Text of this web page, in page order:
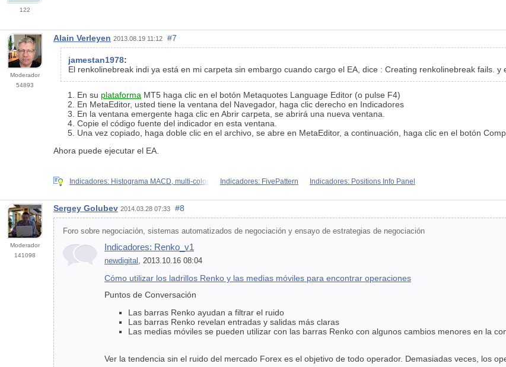
122
Moderador
54893
Alain Verleyen 2013.08.19 11:12 #7
jamestan1978:
El renkolinebreak indi ya está en mi carpeta sin embargo cuando cargo el EA, dice : Creating renkolinebreak fails. y
En su plataforma MT5 haga clic en el botón Metaquotes Language Editor (o pulse F4)
En MetaEditor, usted tiene la ventana del Navegador, haga clic derecho en Indicadores
En la ventana emergente haga clic en Abrir carpeta, se abrirá una nueva ventana.
Copie el código fuente del indicador en esta ventana.
Una vez copiado, haga doble clic en el archivo, se abre en MetaEditor, a continuación, haga clic en el botón
Ahora puede ejecutar el EA.
Indicadores: Histograma MACD, multi-color Indicadores: FivePattern Indicadores: Positions Info Panel
Moderador
141098
Sergey Golubev 2014.03.28 07:33 #8
Foro sobre negociación, sistemas automatizados de negociación y ensayo de estrategias de negociación
Indicadores: Renko_v1
newdigital , 2013.10.16 08:04
Cómo utilizar los ladrillos Renko y las medias móviles para encontrar operaciones
Puntos de Conversación
Las barras Renko ayudan a filtrar el ruido
Las barras Renko revelan entradas y salidas más claras
Las medias móviles se pueden utilizar con las barras Renko con algunos cambios menores en la
Ver la tendencia sin el ruido del mercado Forex es el objetivo de todo operador. Demasiadas veces, los